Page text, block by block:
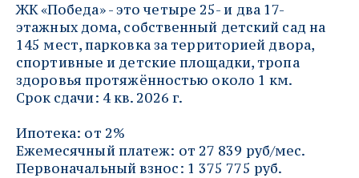
ЖК «Победа» - это четыре 25- и два 17-
этажных дома, собственный детский сад на
145 мест, парковка за территорией двора,
спортивные и детские площадки, тропа
здоровья протяжённостью около 1 км.
Срок сдачи: 4 кв. 2026 г.
Ипотека: от 2%
Ежемесячный платеж: от 27 839 руб/мес.
Первоначальный взнос: 1 375 775 руб.